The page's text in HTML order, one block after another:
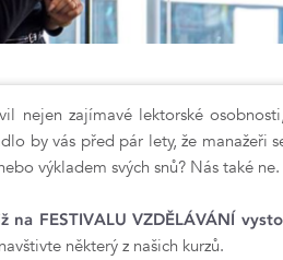
nejen zajímavé lektorské
by vás před pár lety, že manažeři
výkladem svých snů? Nás také ne.
FESTIVALU VZDĚLÁVÁNÍ
některý z našich kurzů.